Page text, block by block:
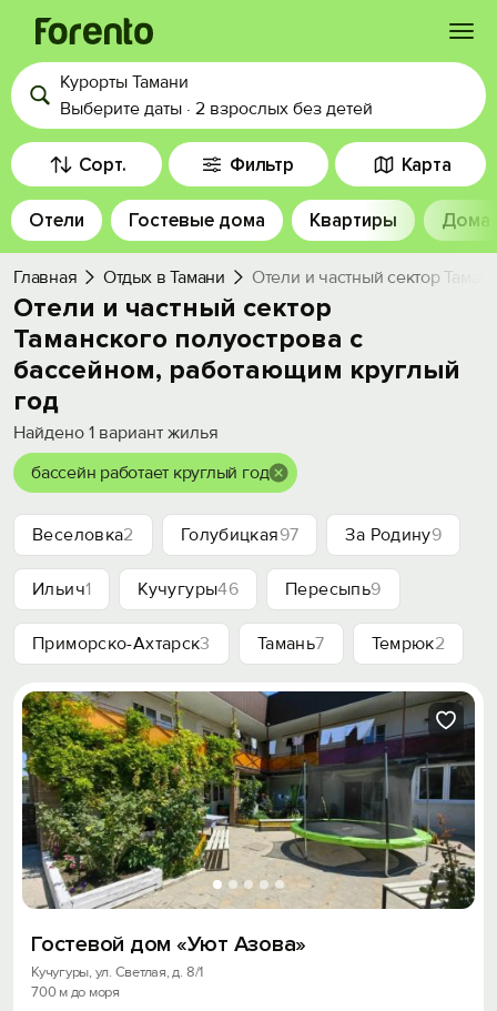
Войти
Избранное
История просмотра
Добавить свой объект
Курорты Тамани
Выберите даты · 2 взрослых без детей
Сорт. Фильтр Карта
Отели Гостевые дома Квартиры Дома
Главная Отдых в Тамани Отели и частный сектор
Отели и частный сектор
Таманского полуострова с
бассейном, работающим круглый
год
Найдено 1 вариант жилья
бассейн работает круглый год
Веселовка2 Голубицкая97 За Родину9
Ильич1 Кучугуры46 Пересыпь9
Приморско-Ахтарск3 Тамань7 Темрюк2
Гостевой дом «Уют Азова»
Кучугуры, ул. Светлая, д. 8/1
700 м до моря